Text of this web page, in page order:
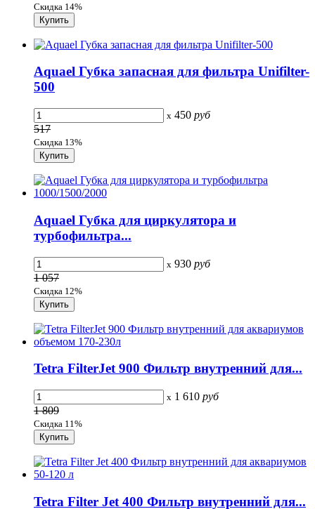
Скидка 14%
Aquael Губка запасная для фильтра Unifilter-
500
x 450 руб
517
Скидка 13%
Aquael Губка для циркулятора и
турбофильтра...
x 930 руб
1 057
Скидка 12%
Tetra FilterJet 900 Фильтр внутренний для...
x 1 610 руб
1 809
Скидка 11%
Tetra Filter Jet 400 Фильтр внутренний для...